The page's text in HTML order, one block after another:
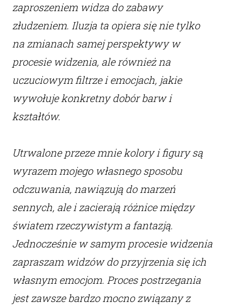
zaproszeniem widza do zabawy
złudzeniem. Iluzja ta opiera się nie tylko
na zmianach samej perspektywy w
procesie widzenia, ale również na
uczuciowym filtrze i emocjach, jakie
wywołuje konkretny dobór barw i
kształtów.
Utrwalone przeze mnie kolory i figury są
wyrazem mojego własnego sposobu
odczuwania, nawiązują do marzeń
sennych, ale i zacierają różnice między
światem rzeczywistym a fantazją.
Jednocześnie w samym procesie widzenia
zapraszam widzów do przyjrzenia się ich
własnym emocjom. Proces postrzegania
jest zawsze bardzo mocno związany z